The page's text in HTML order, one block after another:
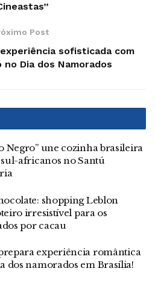
Post
sofisticada com
Dia dos Namorados
Negro” une cozinha brasileira
africanos no Santú
shopping Leblon
irresistível para os
por cacau
experiência romântica
dos namorados em Brasília!